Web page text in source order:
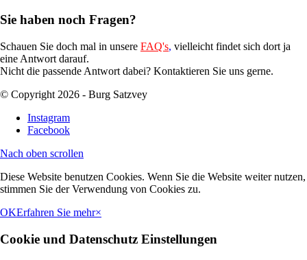
Sie haben noch Fragen?
Schauen Sie doch mal in unsere FAQ's, vielleicht findet sich dort ja
eine Antwort darauf.
Nicht die passende Antwort dabei? Kontaktieren Sie uns gerne.
© Copyright 2026 - Burg Satzvey
Instagram
Facebook
Nach oben scrollen
Diese Website benutzen Cookies. Wenn Sie die Website weiter nutzen,
stimmen Sie der Verwendung von Cookies zu.
OKErfahren Sie mehr×
Cookie und Datenschutz Einstellungen